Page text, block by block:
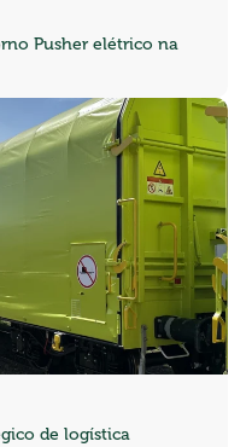
Pusher elétrico na
de logística